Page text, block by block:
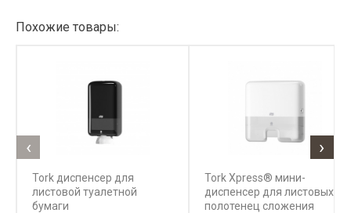
Похожие товары:
Tork диспенсер для
листовой туалетной
бумаги
Tork Xpress® мини-
диспенсер для листовых
полотенец сложения
‹ ›